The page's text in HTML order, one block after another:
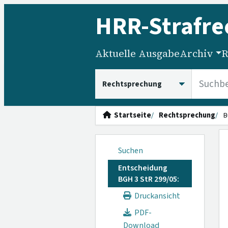
HRR-
Aktuelle AusgabeArchiv
Startseite Rechtsprechung
Suchen
Entscheidung
BGH 3 StR 299/05:
Druckansicht
PDF-
Download